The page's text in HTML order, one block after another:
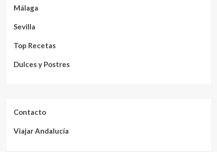
Málaga
Sevilla
Top Recetas
Dulces y Postres
Contacto
Viajar Andalucía